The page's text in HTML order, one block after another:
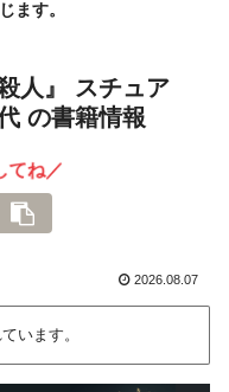
ます。
人』 スチュア
の書籍情報
てね／
2026.08.07
います。